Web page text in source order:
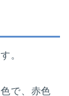
。
で、赤色